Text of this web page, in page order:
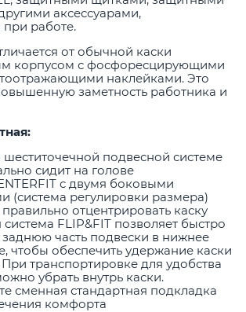
аксессуарами,
работе.
от обычной каски
корпусом с фосфоресцирующими
наклейками. Это
заметность работника и
шеститочечной подвесной системе
сидит на голове
с двумя боковыми
(система регулировки размера)
отцентрировать каску
FLIP&FIT позволяет быстро
заднюю часть подвески в нижнее
чтобы обеспечить удержание каски
При транспортировке для удобства
убрать внутрь каски.
сменная стандартная подкладка
комфорта